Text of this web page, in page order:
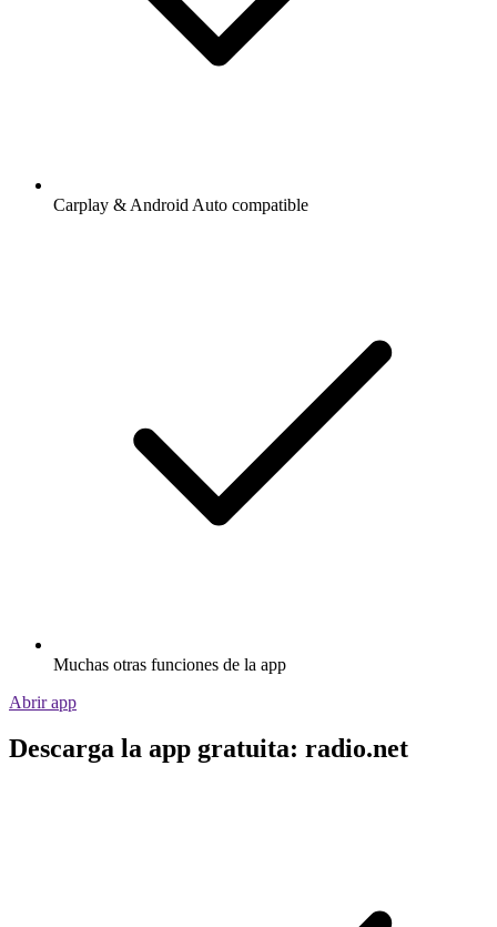
Carplay & Android Auto compatible
Muchas otras funciones de la app
Abrir app
Descarga la app gratuita: radio.net